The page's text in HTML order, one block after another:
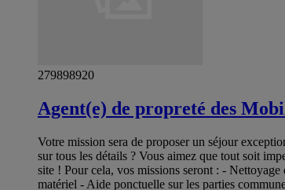
279898920
Agent(e) de propreté des
Votre mission sera de proposer un séjour
sur tous les détails ? Vous aimez que tout soit
site ! Pour cela, vos missions seront : -
matériel - Aide ponctuelle sur les parties